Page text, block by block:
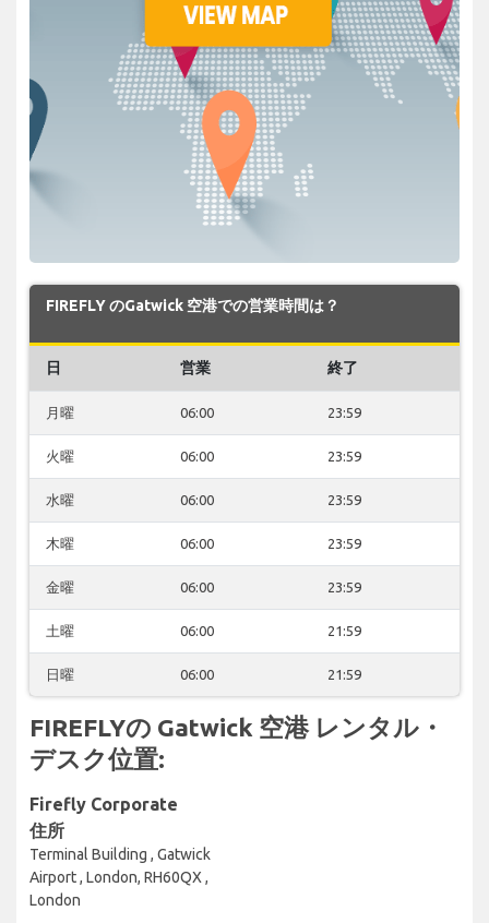
FIREFLY のGatwick 空港での営業時間は？
日 営業 終了
月曜 06:00 23:59
火曜 06:00 23:59
水曜 06:00 23:59
木曜 06:00 23:59
金曜 06:00 23:59
土曜 06:00 21:59
日曜 06:00 21:59
FIREFLYの Gatwick 空港 レンタル・
デスク位置:
Firefly Corporate
住所
Terminal Building , Gatwick
Airport , London, RH60QX ,
London